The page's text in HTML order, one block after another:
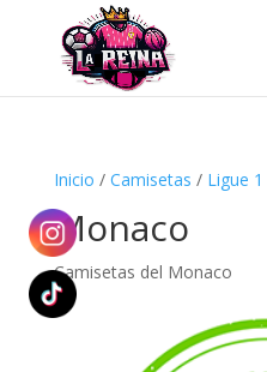
Búsqueda
productos
Inicio / Camisetas / Ligue 1
Monaco
Camisetas del Monaco